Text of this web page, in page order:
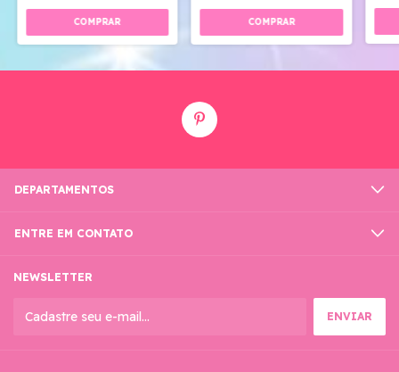
DEPARTAMENTOS
ENTRE EM CONTATO
NEWSLETTER